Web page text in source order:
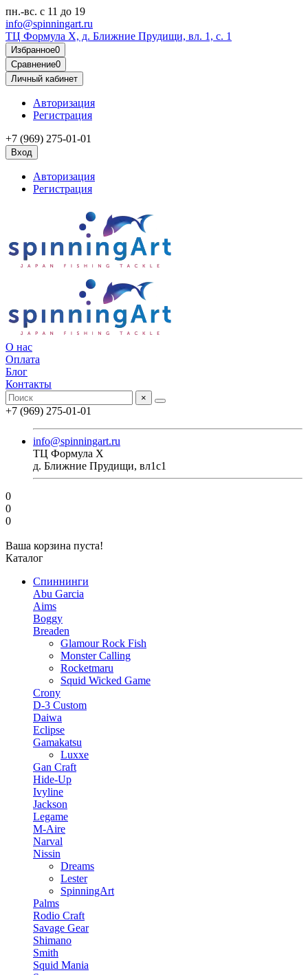
пн.-вс. с 11 до 19
info@spinningart.ru
ТЦ Формула X, д. Ближние Прудищи, вл. 1, с. 1
Избранное0
Сравнение0
Личный кабинет
Авторизация
Регистрация
+7 (969) 275-01-01
Вход
Авторизация
Регистрация
О нас
Оплата
Блог
Контакты
×
+7 (969) 275-01-01
info@spinningart.ru
ТЦ Формула X
д. Ближние Прудищи, вл1с1
0
0
0
Ваша корзина пуста!
Каталог
Спиннинги
Abu Garcia
Aims
Boggy
Breaden
Glamour Rock Fish
Monster Calling
Rocketmaru
Squid Wicked Game
Crony
D-3 Custom
Daiwa
Eclipse
Gamakatsu
Luxxe
Gan Craft
Hide-Up
Ivyline
Jackson
Legame
M-Aire
Narval
Nissin
Dreams
Lester
SpinningArt
Palms
Rodio Craft
Savage Gear
Shimano
Smith
Squid Mania